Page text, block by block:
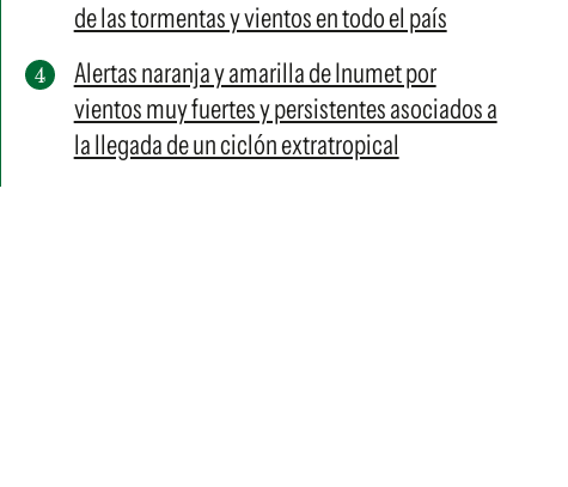
de las tormentas y vientos en todo el país
Alertas naranja y amarilla de Inumet por
vientos muy fuertes y persistentes asociados a
la llegada de un ciclón extratropical